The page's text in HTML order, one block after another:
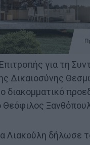
για τη
Δικαιοσύνης
διακομματικό
Λιακούλη δήλωσε